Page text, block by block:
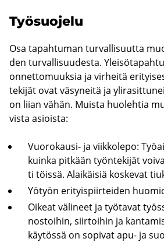
Työ­suo­je­lu
Osa ta­pah­tu­man tur­val­li­suut­ta
den tur­val­li­suu­des­ta.
on­net­to­muuk­sia ja vir­hei­tä
te­ki­jät ovat vä­sy­nei­tä ja
on liian vähän. Muis­ta huo­leh­tia
vis­ta asiois­ta:
Vuorokausi-​ ja viik­ko­le­po:
kuin­ka pit­kään työn­te­ki­jät
ti töis­sä. Alai­käi­siä kos­ke­vat
Yö­työn eri­tyis­piir­tei­den
Oi­keat vä­li­neet ja työ­ta­vat
nos­toi­hin, siir­toi­hin ja
käy­tös­sä on so­pi­vat apu- ja